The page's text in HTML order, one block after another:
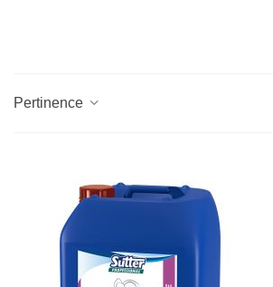
Pertinence